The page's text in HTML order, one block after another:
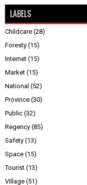
LABELS
Childcare (28)
Foresty (15)
Internet (15)
Market (15)
National (52)
Province (30)
Public (32)
Regency (85)
Safety (13)
Space (15)
Tourist (13)
Village (51)